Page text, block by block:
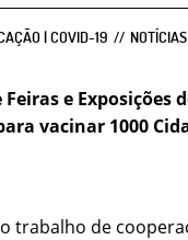
| COVID-19 NOTÍCIAS
Feiras e Exposições
vacinar 1000
trabalho de